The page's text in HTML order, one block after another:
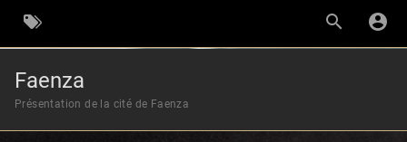
Faenza
Présentation de la cité de Faenza